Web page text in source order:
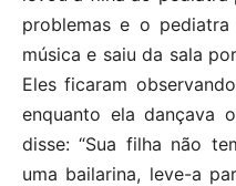
problemas e o
música e saiu da sala
Eles ficaram
enquanto ela dançava
disse: “Sua filha não
uma bailarina, leve-a